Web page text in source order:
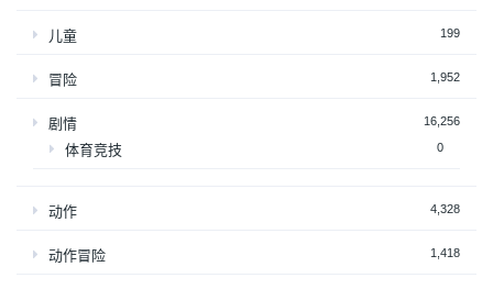
儿童 199
冒险 1,952
剧情 16,256
体育竞技 0
动作 4,328
动作冒险 1,418